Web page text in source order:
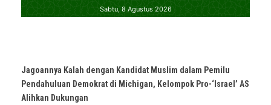
Jagoannya Kalah dengan Kandidat Muslim dalam Pemilu
Pendahuluan Demokrat di Michigan, Kelompok Pro-‘Israel’ AS
Alihkan Dukungan